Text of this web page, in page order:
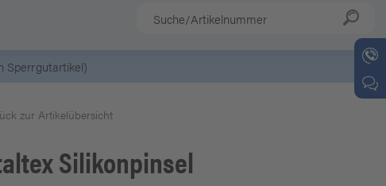
Sperrgutartikel)
zur Artikelübersicht
Silikonpinsel